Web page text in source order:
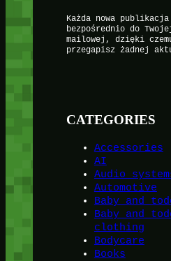
Każda nowa
bezpośrednio do
mailowej, dzięki
przegapisz żadnej
CATEGORIES
Accessories
AI
Audio
Automotive
Baby and
Baby and
clothing
Bodycare
Books